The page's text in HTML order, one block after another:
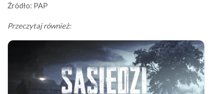
Źródło: PAP
Przeczytaj również: